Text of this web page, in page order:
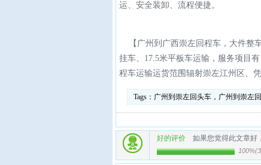
运、安全装卸、流程便捷。
【广州到广西崇左回程车，大件整
挂车、17.5米平板车运输，服务项目
程车运输运货范围辐射崇左江州区、
Tags： 广州到崇左回头车，广州到崇左
好的评价 如果您觉得此文章好
100%(3